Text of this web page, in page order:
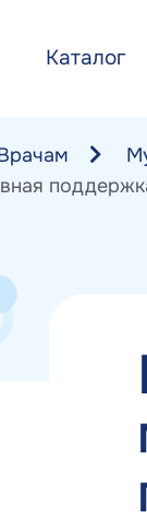
Каталог